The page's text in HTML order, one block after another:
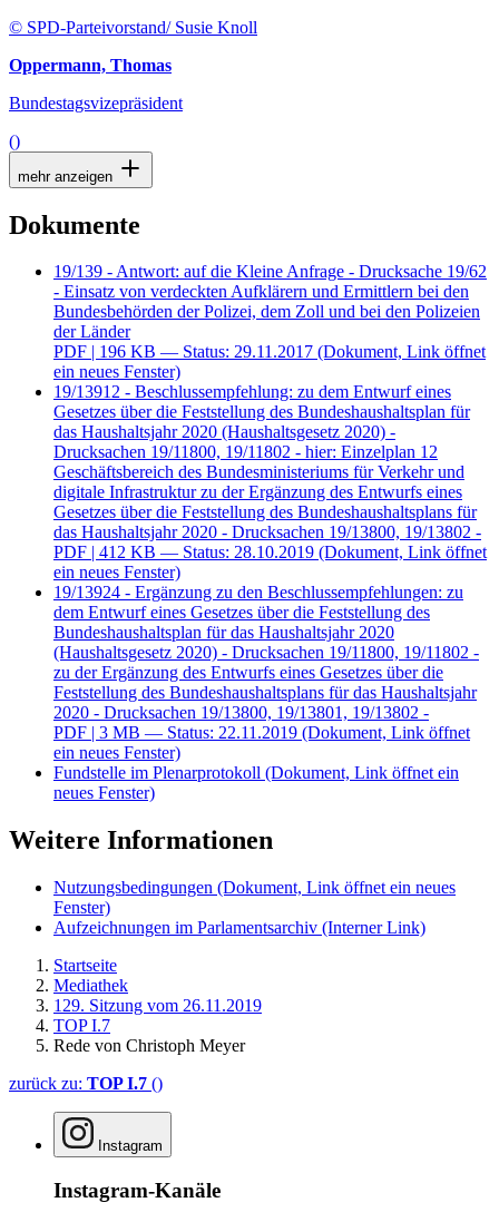
© SPD-Parteivorstand/ Susie Knoll
Oppermann, Thomas
Bundestagsvizepräsident
()
mehr anzeigen
Dokumente
19/139 - Antwort: auf die Kleine Anfrage - Drucksache 19/62
- Einsatz von verdeckten Aufklärern und Ermittlern bei den
Bundesbehörden der Polizei, dem Zoll und bei den Polizeien
der Länder
PDF | 196 KB — Status: 29.11.2017 (Dokument, Link öffnet
ein neues Fenster)
19/13912 - Beschlussempfehlung: zu dem Entwurf eines
Gesetzes über die Feststellung des Bundeshaushaltsplan für
das Haushaltsjahr 2020 (Haushaltsgesetz 2020) -
Drucksachen 19/11800, 19/11802 - hier: Einzelplan 12
Geschäftsbereich des Bundesministeriums für Verkehr und
digitale Infrastruktur zu der Ergänzung des Entwurfs eines
Gesetzes über die Feststellung des Bundeshaushaltsplans für
das Haushaltsjahr 2020 - Drucksachen 19/13800, 19/13802 -
PDF | 412 KB — Status: 28.10.2019 (Dokument, Link öffnet
ein neues Fenster)
19/13924 - Ergänzung zu den Beschlussempfehlungen: zu
dem Entwurf eines Gesetzes über die Feststellung des
Bundeshaushaltsplan für das Haushaltsjahr 2020
(Haushaltsgesetz 2020) - Drucksachen 19/11800, 19/11802 -
zu der Ergänzung des Entwurfs eines Gesetzes über die
Feststellung des Bundeshaushaltsplans für das Haushaltsjahr
2020 - Drucksachen 19/13800, 19/13801, 19/13802 -
PDF | 3 MB — Status: 22.11.2019 (Dokument, Link öffnet
ein neues Fenster)
Fundstelle im Plenarprotokoll (Dokument, Link öffnet ein
neues Fenster)
Weitere Informationen
Nutzungsbedingungen (Dokument, Link öffnet ein neues
Fenster)
Aufzeichnungen im Parlamentsarchiv (Interner Link)
Startseite
Mediathek
129. Sitzung vom 26.11.2019
TOP I.7
Rede von Christoph Meyer
zurück zu: TOP I.7 ()
Instagram
Instagram-Kanäle